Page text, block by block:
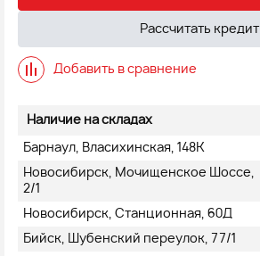
Рассчитать кредит
Добавить в сравнение
Наличие на складах
Барнаул, Власихинская, 148К
Новосибирск, Мочищенское Шоссе,
2/1
Новосибирск, Станционная, 60Д
Бийск, Шубенский переулок, 77/1